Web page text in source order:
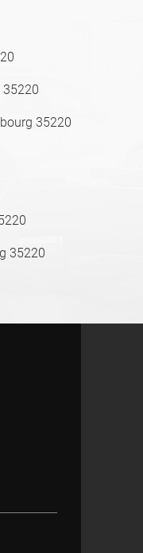
35220
35220
35220